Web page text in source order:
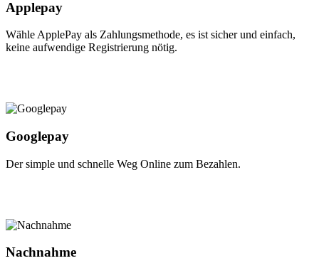
Applepay
Wähle ApplePay als Zahlungsmethode, es ist sicher und einfach,
keine aufwendige Registrierung nötig.
Googlepay
Der simple und schnelle Weg Online zum Bezahlen.
Nachnahme